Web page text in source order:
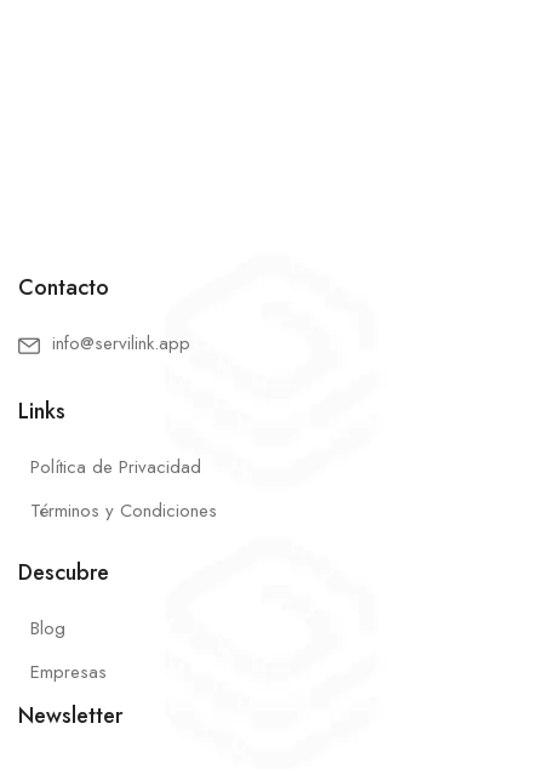
Contacto
info@servilink.app
Links
Política de Privacidad
Términos y Condiciones
Descubre
Blog
Empresas
Newsletter